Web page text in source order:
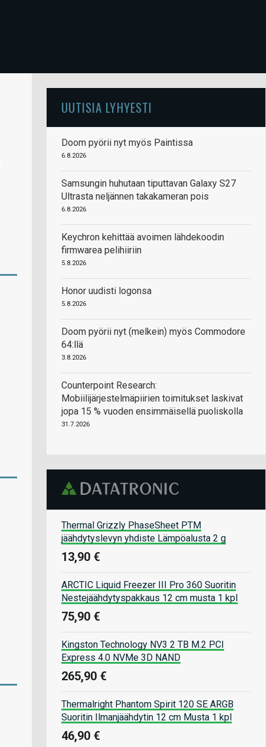
UUTISIA LYHYESTI
Doom pyörii nyt myös Paintissa
6.8.2026
Samsungin huhutaan tiputtavan Galaxy S27
Ultrasta neljännen takakameran pois
6.8.2026
Keychron kehittää avoimen lähdekoodin
firmwarea pelihiiriin
5.8.2026
Honor uudisti logonsa
5.8.2026
Doom pyörii nyt (melkein) myös Commodore
64:llä
3.8.2026
Counterpoint Research:
Mobiilijärjestelmäpiirien toimitukset laskivat
jopa 15 % vuoden ensimmäisellä puoliskolla
31.7.2026
Thermal Grizzly PhaseSheet PTM
jäähdytyslevyn yhdiste Lämpöalusta 2 g
13,90 €
ARCTIC Liquid Freezer III Pro 360 Suoritin
Nestejäähdytyspakkaus 12 cm musta 1 kpl
75,90 €
Kingston Technology NV3 2 TB M.2 PCI
Express 4.0 NVMe 3D NAND
265,90 €
Thermalright Phantom Spirit 120 SE ARGB
Suoritin Ilmanjäähdytin 12 cm Musta 1 kpl
46,90 €